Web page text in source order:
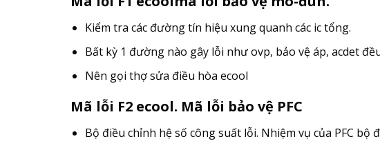
Kiểm tra các đường tín hiệu xung quanh các ic tổng.
Bất kỳ 1 đường nào gây lỗi như ovp, bảo vệ áp, acdet
Nên gọi thợ sửa điều hòa ecool
Mã lỗi F2 ecool. Mã lỗi bảo vệ PFC
Bộ điều chỉnh hệ số công suất lỗi. Nhiệm vụ của PFC